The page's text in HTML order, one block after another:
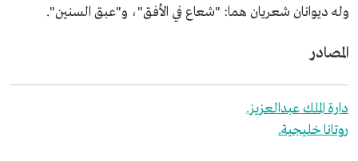
وله ديوانان شعريان هما: "شعاع في الأفق"، و"عبق السنين".
المصادر
دارة الملك عبدالعزيز.
روتانا خليجية.